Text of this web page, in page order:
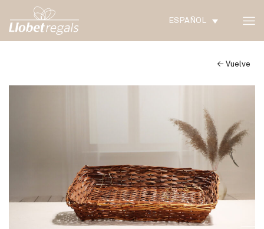
ESPAÑOL
← Vuelve